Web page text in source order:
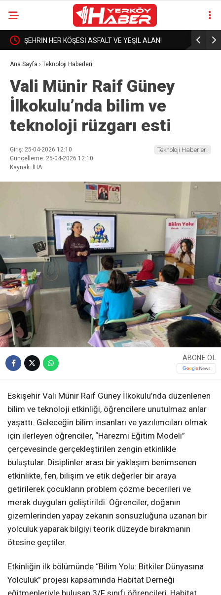
ŞEHRİN HER KÖŞESİ ASFALT VE YEŞİL ALAN!
Ana Sayfa › Teknoloji Haberleri
Vali Münir Raif Güney
İlkokulu’nda bilim ve
teknoloji rüzgarı esti
Giriş: 25-04-2026 12:10
Güncelleme: 25-04-2026 12:10
Kaynak: İHA
Teknoloji Haberleri
ABONE OL
Eskişehir Vali Münir Raif Güney İlkokulu’nda düzenlenen
bilim ve teknoloji etkinliği, öğrencilere unutulmaz anlar
yaşattı. Geleceğin bilim insanları ve yazılımcıları olmak
için ilerleyen öğrenciler, “Harezmi Eğitim Modeli”
çerçevesinde gerçekleştirilen zengin etkinlikle
buluştular. Disiplinler arası bir yaklaşım benimsenen
etkinlikte, fen, bilişim ve etik değerler bir araya
getirilerek çocukların problem çözme becerileri ve
merak duyguları geliştirildi. Öğrenciler, doğanın
gizemlerinden yapay zekanın sonsuzluğuna uzanan bir
yolculuk yaparak bilgiyi teorik düzeyde bırakmanın
ötesine geçtiler.
Etkinliğin ilk bölümünde “Bilim Yolu: Bitkiler Dünyasına
Yolculuk” projesi kapsamında Habitat Derneği